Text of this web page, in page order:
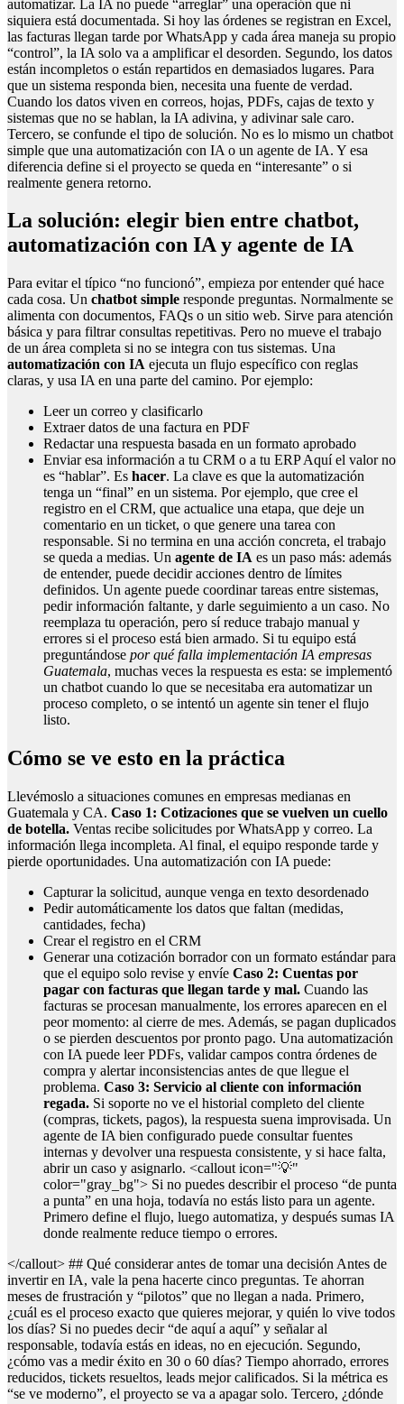
automatizar. La IA no puede “arreglar” una operación que ni
siquiera está documentada. Si hoy las órdenes se registran en Excel,
las facturas llegan tarde por WhatsApp y cada área maneja su propio
“control”, la IA solo va a amplificar el desorden. Segundo, los datos
están incompletos o están repartidos en demasiados lugares. Para
que un sistema responda bien, necesita una fuente de verdad.
Cuando los datos viven en correos, hojas, PDFs, cajas de texto y
sistemas que no se hablan, la IA adivina, y adivinar sale caro.
Tercero, se confunde el tipo de solución. No es lo mismo un chatbot
simple que una automatización con IA o un agente de IA. Y esa
diferencia define si el proyecto se queda en “interesante” o si
realmente genera retorno.
La solución: elegir bien entre chatbot,
automatización con IA y agente de IA
Para evitar el típico “no funcionó”, empieza por entender qué hace
cada cosa. Un chatbot simple responde preguntas. Normalmente se
alimenta con documentos, FAQs o un sitio web. Sirve para atención
básica y para filtrar consultas repetitivas. Pero no mueve el trabajo
de un área completa si no se integra con tus sistemas. Una
automatización con IA ejecuta un flujo específico con reglas
claras, y usa IA en una parte del camino. Por ejemplo:
Leer un correo y clasificarlo
Extraer datos de una factura en PDF
Redactar una respuesta basada en un formato aprobado
Enviar esa información a tu CRM o a tu ERP Aquí el valor no
es “hablar”. Es hacer. La clave es que la automatización
tenga un “final” en un sistema. Por ejemplo, que cree el
registro en el CRM, que actualice una etapa, que deje un
comentario en un ticket, o que genere una tarea con
responsable. Si no termina en una acción concreta, el trabajo
se queda a medias. Un agente de IA es un paso más: además
de entender, puede decidir acciones dentro de límites
definidos. Un agente puede coordinar tareas entre sistemas,
pedir información faltante, y darle seguimiento a un caso. No
reemplaza tu operación, pero sí reduce trabajo manual y
errores si el proceso está bien armado. Si tu equipo está
preguntándose por qué falla implementación IA empresas
Guatemala, muchas veces la respuesta es esta: se implementó
un chatbot cuando lo que se necesitaba era automatizar un
proceso completo, o se intentó un agente sin tener el flujo
listo.
Cómo se ve esto en la práctica
Llevémoslo a situaciones comunes en empresas medianas en
Guatemala y CA. Caso 1: Cotizaciones que se vuelven un cuello
de botella. Ventas recibe solicitudes por WhatsApp y correo. La
información llega incompleta. Al final, el equipo responde tarde y
pierde oportunidades. Una automatización con IA puede:
Capturar la solicitud, aunque venga en texto desordenado
Pedir automáticamente los datos que faltan (medidas,
cantidades, fecha)
Crear el registro en el CRM
Generar una cotización borrador con un formato estándar para
que el equipo solo revise y envíe Caso 2: Cuentas por
pagar con facturas que llegan tarde y mal. Cuando las
facturas se procesan manualmente, los errores aparecen en el
peor momento: al cierre de mes. Además, se pagan duplicados
o se pierden descuentos por pronto pago. Una automatización
con IA puede leer PDFs, validar campos contra órdenes de
compra y alertar inconsistencias antes de que llegue el
problema. Caso 3: Servicio al cliente con información
regada. Si soporte no ve el historial completo del cliente
(compras, tickets, pagos), la respuesta suena improvisada. Un
agente de IA bien configurado puede consultar fuentes
internas y devolver una respuesta consistente, y si hace falta,
abrir un caso y asignarlo. <callout icon="💡"
color="gray_bg"> Si no puedes describir el proceso “de punta
a punta” en una hoja, todavía no estás listo para un agente.
Primero define el flujo, luego automatiza, y después sumas IA
donde realmente reduce tiempo o errores.
</callout> ## Qué considerar antes de tomar una decisión Antes de
invertir en IA, vale la pena hacerte cinco preguntas. Te ahorran
meses de frustración y “pilotos” que no llegan a nada. Primero,
¿cuál es el proceso exacto que quieres mejorar, y quién lo vive todos
los días? Si no puedes decir “de aquí a aquí” y señalar al
responsable, todavía estás en ideas, no en ejecución. Segundo,
¿cómo vas a medir éxito en 30 o 60 días? Tiempo ahorrado, errores
reducidos, tickets resueltos, leads mejor calificados. Si la métrica es
“se ve moderno”, el proyecto se va a apagar solo. Tercero, ¿dónde